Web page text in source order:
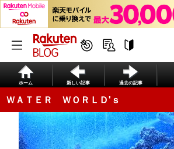
ホーム 新しい記事 過去の記事
ＷＡＴＥＲ ＷＯＲＬＤ'ｓ